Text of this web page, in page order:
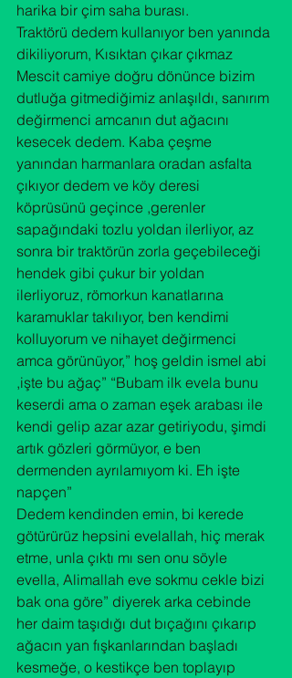
harika bir çim saha burası.
Traktörü dedem kullanıyor ben yanında
dikiliyorum, Kısıktan çıkar çıkmaz
Mescit camiye doğru dönünce bizim
dutluğa gitmediğimiz anlaşıldı, sanırım
değirmenci amcanın dut ağacını
kesecek dedem. Kaba çeşme
yanından harmanlara oradan asfalta
çıkıyor dedem ve köy deresi
köprüsünü geçince ,gerenler
sapağındaki tozlu yoldan ilerliyor, az
sonra bir traktörün zorla geçebileceği
hendek gibi çukur bir yoldan
ilerliyoruz, römorkun kanatlarına
karamuklar takılıyor, ben kendimi
kolluyorum ve nihayet değirmenci
amca görünüyor,” hoş geldin ismel abi
,işte bu ağaç” “Bubam ilk evela bunu
keserdi ama o zaman eşek arabası ile
kendi gelip azar azar getiriyodu, şimdi
artık gözleri görmüyor, e ben
dermenden ayrılamıyom ki. Eh işte
napçen”
Dedem kendinden emin, bi kerede
götürürüz hepsini evelallah, hiç merak
etme, unla çıktı mı sen onu söyle
evella, Alimallah eve sokmu cekle bizi
bak ona göre” diyerek arka cebinde
her daim taşıdığı dut bıçağını çıkarıp
ağacın yan fışkanlarından başladı
kesmeğe, o kestikçe ben toplayıp